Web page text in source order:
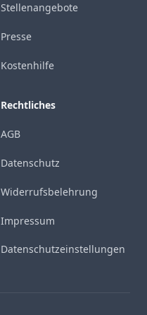
Stellenangebote
Presse
Kostenhilfe
Rechtliches
AGB
Datenschutz
Widerrufsbelehrung
Impressum
Datenschutzeinstellungen